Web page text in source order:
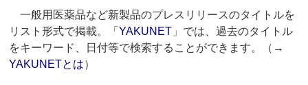
一般用医薬品など新製品のプレスリリースのタイトルを
リスト形式で掲載。「YAKUNET 」では、過去のタイトル
をキーワード、日付等で検索することができます。（→
YAKUNETとは）